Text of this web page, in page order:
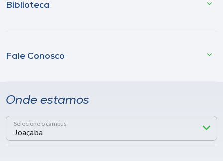
Biblioteca
Fale Conosco
Onde estamos
Selecione o campus